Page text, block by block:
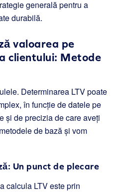
generală pentru a
durabilă.
valoarea pe
clientului: Metode
Determinarea LTV poate
în funcție de datele pe
și de precizia de care aveți
de bază și vom
Un punct de plecare
calcula LTV este prin